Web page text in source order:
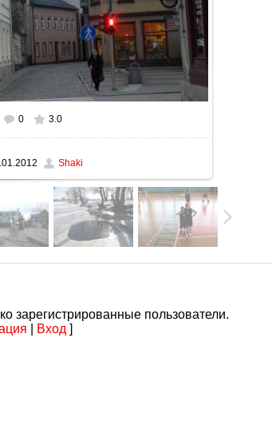
1600x900
0 3.0
Shaki
зарегистрированные пользователи.
Вход ]